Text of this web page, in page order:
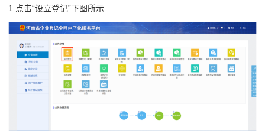
1.点击“设立登记”下图所示